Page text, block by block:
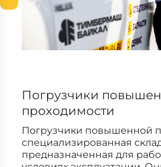
Погрузчики
проходимости
Погрузчики повышенной
специализированная
предназначенная для